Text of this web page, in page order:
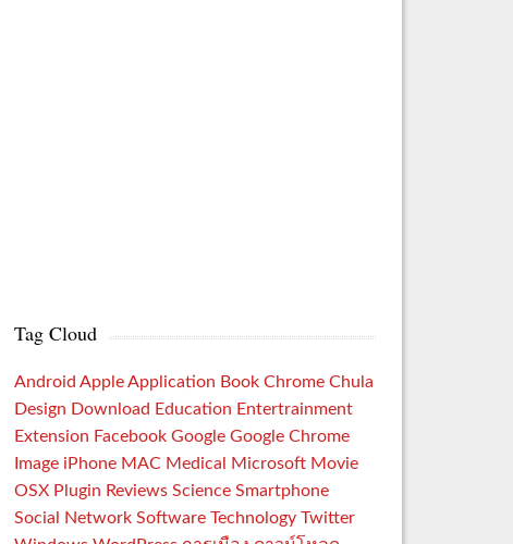
Tag Cloud
Android Apple Application Book Chrome Chula
Design Download Education Entertrainment
Extension Facebook Google Google Chrome
Image iPhone MAC Medical Microsoft Movie
OSX Plugin Reviews Science Smartphone
Social Network Software Technology Twitter